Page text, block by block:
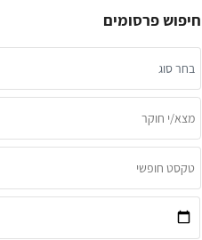
חיפוש פרסומים